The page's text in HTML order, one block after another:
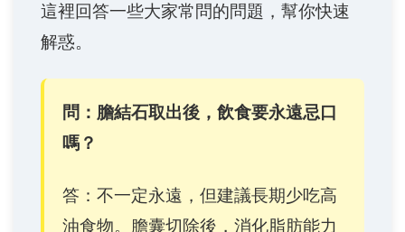
這裡回答一些大家常問的問題，幫你快速
解惑。
問：膽結石取出後，飲食要永遠忌口
嗎？
答：不一定永遠，但建議長期少吃高
油食物。膽囊切除後，消化脂肪能力